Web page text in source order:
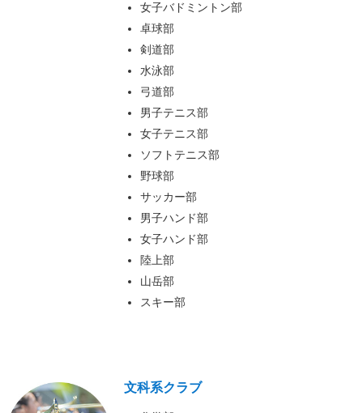
女子バドミントン部
卓球部
剣道部
水泳部
弓道部
男子テニス部
女子テニス部
ソフトテニス部
野球部
サッカー部
男子ハンド部
女子ハンド部
陸上部
山岳部
スキー部
文科系クラブ